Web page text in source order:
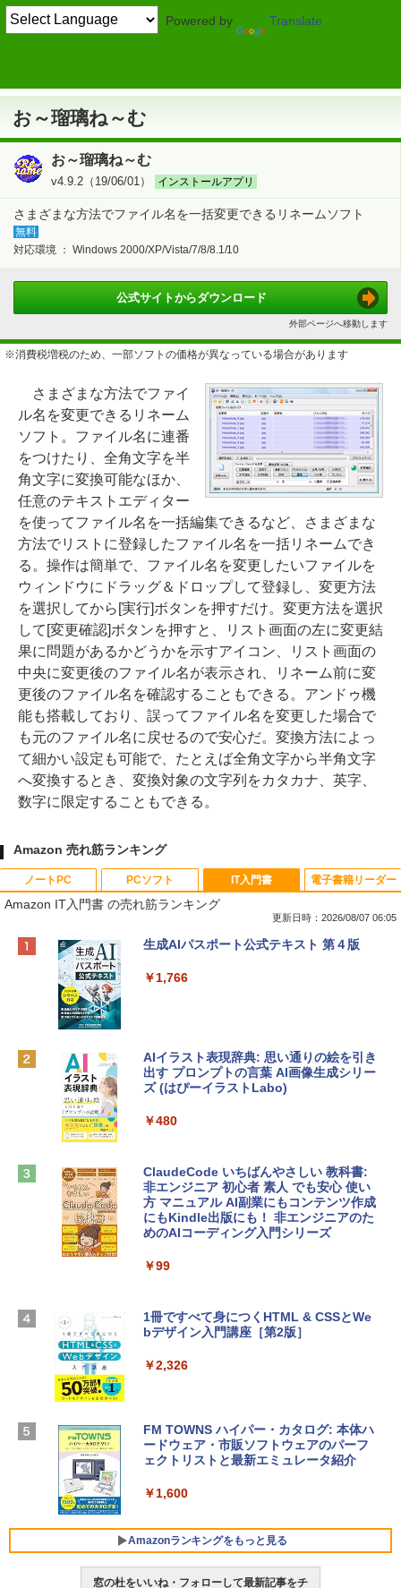
Powered by Translate
お～瑠璃ね～む
お～瑠璃ね～む
v4.9.2（19/06/01） インストールアプリ
さまざまな方法でファイル名を一括変更できるリネームソフト
無料
対応環境 ： Windows 2000/XP/Vista/7/8/8.1/10
公式サイトからダウンロード
外部ページへ移動します
※消費税増税のため、一部ソフトの価格が異なっている場合があります
さまざまな方法でファイ
ル名を変更できるリネーム
ソフト。ファイル名に連番
をつけたり、全角文字を半
角文字に変換可能なほか、
任意のテキストエディター
を使ってファイル名を一括編集できるなど、さまざまな
方法でリストに登録したファイル名を一括リネームでき
る。操作は簡単で、ファイル名を変更したいファイルを
ウィンドウにドラッグ＆ドロップして登録し、変更方法
を選択してから[実行]ボタンを押すだけ。変更方法を選択
して[変更確認]ボタンを押すと、リスト画面の左に変更結
果に問題があるかどうかを示すアイコン、リスト画面の
中央に変更後のファイル名が表示され、リネーム前に変
更後のファイル名を確認することもできる。アンドゥ機
能も搭載しており、誤ってファイル名を変更した場合で
も元のファイル名に戻せるので安心だ。変換方法によっ
て細かい設定も可能で、たとえば全角文字から半角文字
へ変換するとき、変換対象の文字列をカタカナ、英字、
数字に限定することもできる。
Amazon 売れ筋ランキング
ノートPC
Apple 2026 MacBook Neo A18 Proチッ
e Intelligence、Liquid Retinaディスプ
￥162,598
tomtoc 360°保護 15.6 16インチ パソコ
￥2,952
Apple 2026 MacBook Air M5チップ搭載
igence、13.6インチLiquid Retinaディ
ラ、Touch ID - ミッドナイト + 3年延長
AppleCare+ for 13インチMacBook Air
(M5)|ダウンロード版
￥347,600
【Amazon.co.jp限定】 HP ノートパソコ
ン 15-fd 15.6インチ 16GBメモリ 512GB
SSD インテル Core 5
￥129,800
FMV ノートパソコン WE1-K3 (MS 365 P
ersonal/Copilotキー搭載/Win 11/15.6型/
Core i5/16GB/SSD 512GB/ホワイト) FM
PCソフト
Robloxギフトカード - 800 Robux 【限
インゲームコード】 ロブロックス | オン
Microsoft Office Home & Business 202
4(最新 永続版)|オンラインコード版|Wind
Robloxギフトカード - 2,000 Robux 【限
定バーチャルアイテムを含む】 【オンラ
インゲームコード】 ロブロックス | オン
ラインコード版
￥3,200
Robloxギフトカード - 1000 Robux 【限
定バーチャルアイテムを含む】 【オンラ
ラインコード版
Windows版 | Minecraft (マインクラフ
ト): Java & Bedrock Edition | オンライ
IT入門書
Amazon IT入門書 の売れ筋ランキング
更新日時：2026/08/07 06:05
生成AIパスポート公式テキスト 第４版
￥1,766
AIイラスト表現辞典: 思い通りの絵を引き
出す プロンプトの言葉 AI画像生成シリー
ズ (はぴーイラストLabo)
￥480
ClaudeCode いちばんやさしい 教科書:
非エンジニア 初心者 素人 でも安心 使い
方 マニュアル AI副業にもコンテンツ作成
にもKindle出版にも！ 非エンジニアのた
めのAIコーディング入門シリーズ
￥99
1冊ですべて身につくHTML & CSSとWe
bデザイン入門講座［第2版］
￥2,326
FM TOWNS ハイパー・カタログ: 本体ハ
ードウェア・市販ソフトウェアのパーフ
ェクトリストと最新エミュレータ紹介
￥1,600
Amazonランキングをもっと見る
電子書籍リーダー
窓の杜をいいね・フォローして最新記事をチ